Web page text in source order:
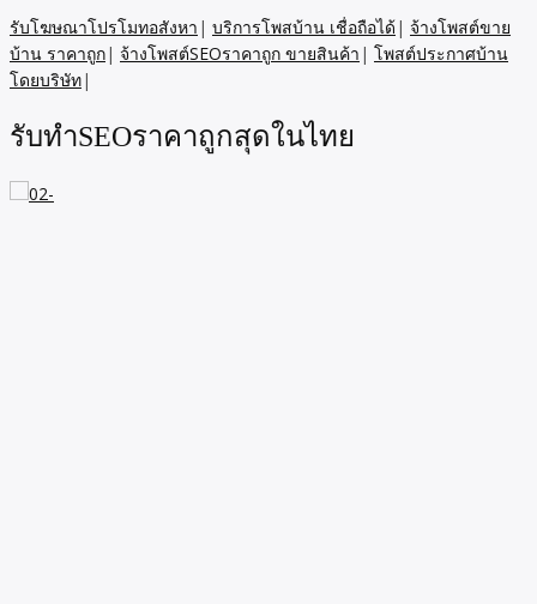
รับโฆษณาโปรโมทอสังหา | บริการโพสบ้าน เชื่อถือได้| จ้างโพสต์ขาย
บ้าน ราคาถูก| จ้างโพสต์SEOราคาถูก ขายสินค้า | โพสต์ประกาศบ้าน
โดยบริษัท|
รับทำSEOราคาถูกสุดในไทย